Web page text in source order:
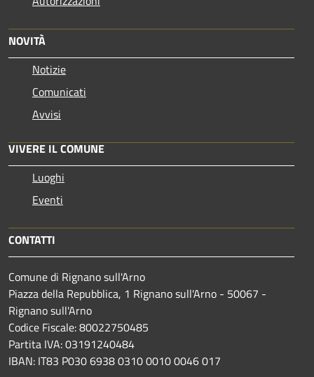
NOVITÀ
Notizie
Comunicati
Avvisi
VIVERE IL COMUNE
Luoghi
Eventi
CONTATTI
Comune di Rignano sull'Arno
Piazza della Repubblica, 1 Rignano sull'Arno - 50067 -
Rignano sull'Arno
Codice Fiscale: 80022750485
Partita IVA: 03191240484
IBAN: IT83 P030 6938 0310 0010 0046 017